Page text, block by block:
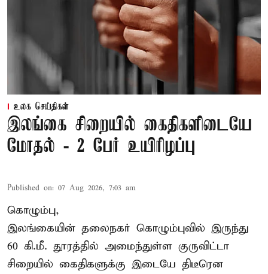
உலக செய்திகள்
இலங்கை சிறையில் கைதிகளிடையே
மோதல் - 2 பேர் உயிரிழப்பு
Published on: 07 Aug 2026, 7:03 am
கொழும்பு,
இலங்கையின் தலைநகர் கொழும்புவில் இருந்து
60 கி.மீ. தூரத்தில் அமைந்துள்ள குருவிட்டா
சிறையில் கைதிகளுக்கு இடையே திடீரென